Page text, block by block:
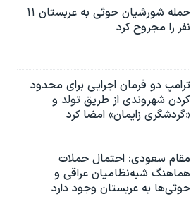
حمله شورشیان حوثی به عربستان ۱۱
نفر را مجروح کرد
ترامپ دو فرمان اجرایی برای محدود
کردن شهروندی از طریق تولد و
«گردشگری زایمان» امضا کرد
مقام سعودی: احتمال حملات
هماهنگ شبه‌نظامیان عراقی و
حوثی‌ها به عربستان وجود دارد